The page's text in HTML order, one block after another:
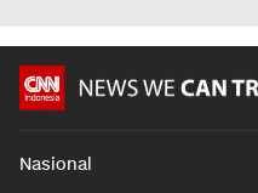
Nasional